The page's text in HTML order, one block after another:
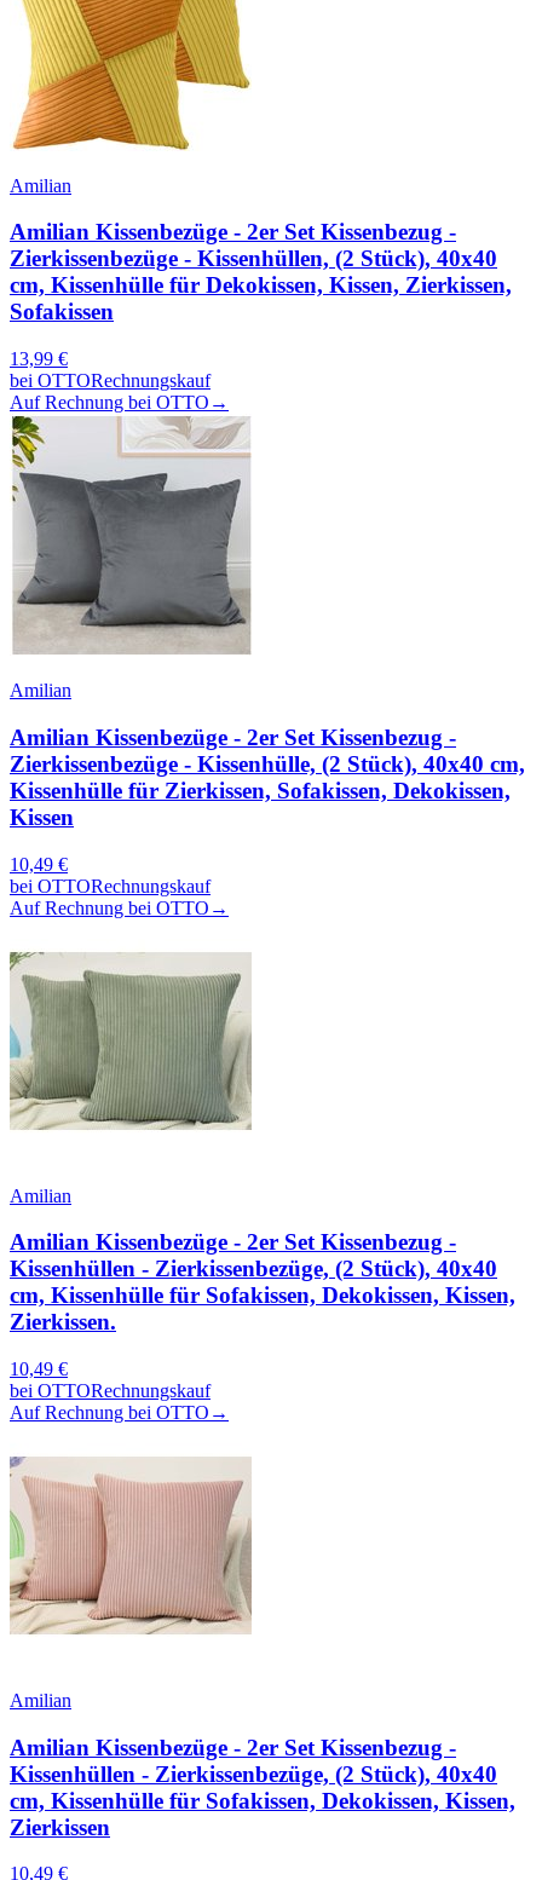
Amilian
Amilian Kissenbezüge - 2er Set Kissenbezug -
Zierkissenbezüge - Kissenhüllen, (2 Stück), 40x40
cm, Kissenhülle für Dekokissen, Kissen, Zierkissen,
Sofakissen
13,99 €
bei OTTORechnungskauf
Auf Rechnung bei OTTO →
Amilian
Amilian Kissenbezüge - 2er Set Kissenbezug -
Zierkissenbezüge - Kissenhülle, (2 Stück), 40x40 cm,
Kissenhülle für Zierkissen, Sofakissen, Dekokissen,
Kissen
10,49 €
bei OTTORechnungskauf
Auf Rechnung bei OTTO →
Amilian
Amilian Kissenbezüge - 2er Set Kissenbezug -
Kissenhüllen - Zierkissenbezüge, (2 Stück), 40x40
cm, Kissenhülle für Sofakissen, Dekokissen, Kissen,
Zierkissen.
10,49 €
bei OTTORechnungskauf
Auf Rechnung bei OTTO →
Amilian
Amilian Kissenbezüge - 2er Set Kissenbezug -
Kissenhüllen - Zierkissenbezüge, (2 Stück), 40x40
cm, Kissenhülle für Sofakissen, Dekokissen, Kissen,
Zierkissen
10,49 €